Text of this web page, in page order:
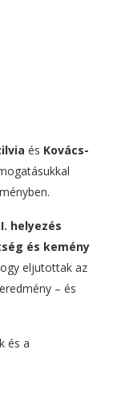
és Kovács-
helyezés
és kemény
eljutottak az
– és
és a